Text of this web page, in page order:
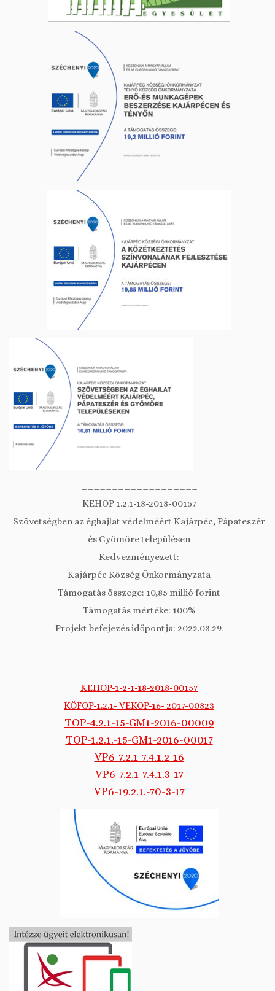
KEHOP 1.2.1-18-2018-00157
Szövetségben az éghajlat védelméért Kajárpéc, Pápateszér
és Gyömöre településen
Kedvezményezett:
Kajárpéc Község Önkormányzata
Támogatás összege: 10,85 millió forint
Támogatás mértéke: 100%
Projekt befejezés időpontja: 2022.03.29.
KEHOP-1-2-1-18-2018-00157
KÖFOP-1.2.1- VEKOP-16- 2017-00823
TOP-4.2.1-15-GM1-2016-00009
TOP-1.2.1.-15-GM1-2016-00017
VP6-7.2.1-7.4.1.2-16
VP6-7.2.1-7.4.1.3-17
VP6-19.2.1.-70-3-17